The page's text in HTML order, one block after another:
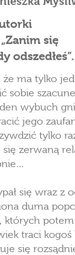
się
odszedłeś”.
ma tylko
sobie
wybuch
jego
tylko
zerwaną
się wraz z
duma
których potem
traci
się